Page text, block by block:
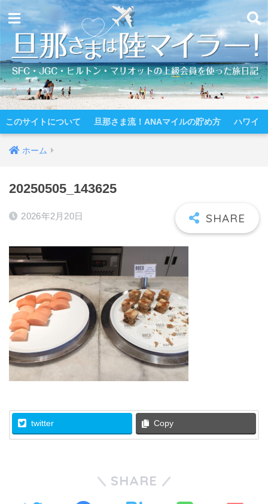
このサイトについて 旦那さま流！ANAマイルの貯め方 ハワイ
ホーム
20250505_143625
2026年2月20日
twitter Copy
SHARE